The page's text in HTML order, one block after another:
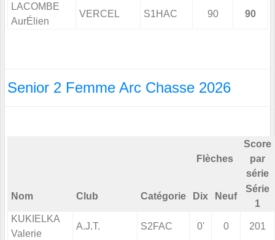
LACOMBE
AurÉlien
VERCEL S1HAC 90 90
Senior 2 Femme Arc Chasse 2026
Flèches
Score
par
série
Nom Club Catégorie Dix Neuf
Série
1
KUKIELKA
Valerie
A.J.T. S2FAC 0' 0 201